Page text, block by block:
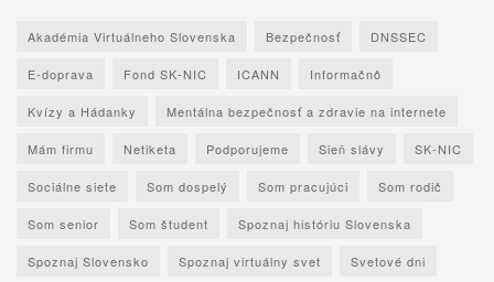
Akadémia Virtuálneho Slovenska Bezpečnosť DNSSEC
E-doprava Fond SK-NIC ICANN Informačnô
Kvízy a Hádanky Mentálna bezpečnosť a zdravie na internete
Mám firmu Netiketa Podporujeme Sieň slávy SK-NIC
Sociálne siete Som dospelý Som pracujúci Som rodič
Som senior Som študent Spoznaj históriu Slovenska
Spoznaj Slovensko Spoznaj virtuálny svet Svetové dni